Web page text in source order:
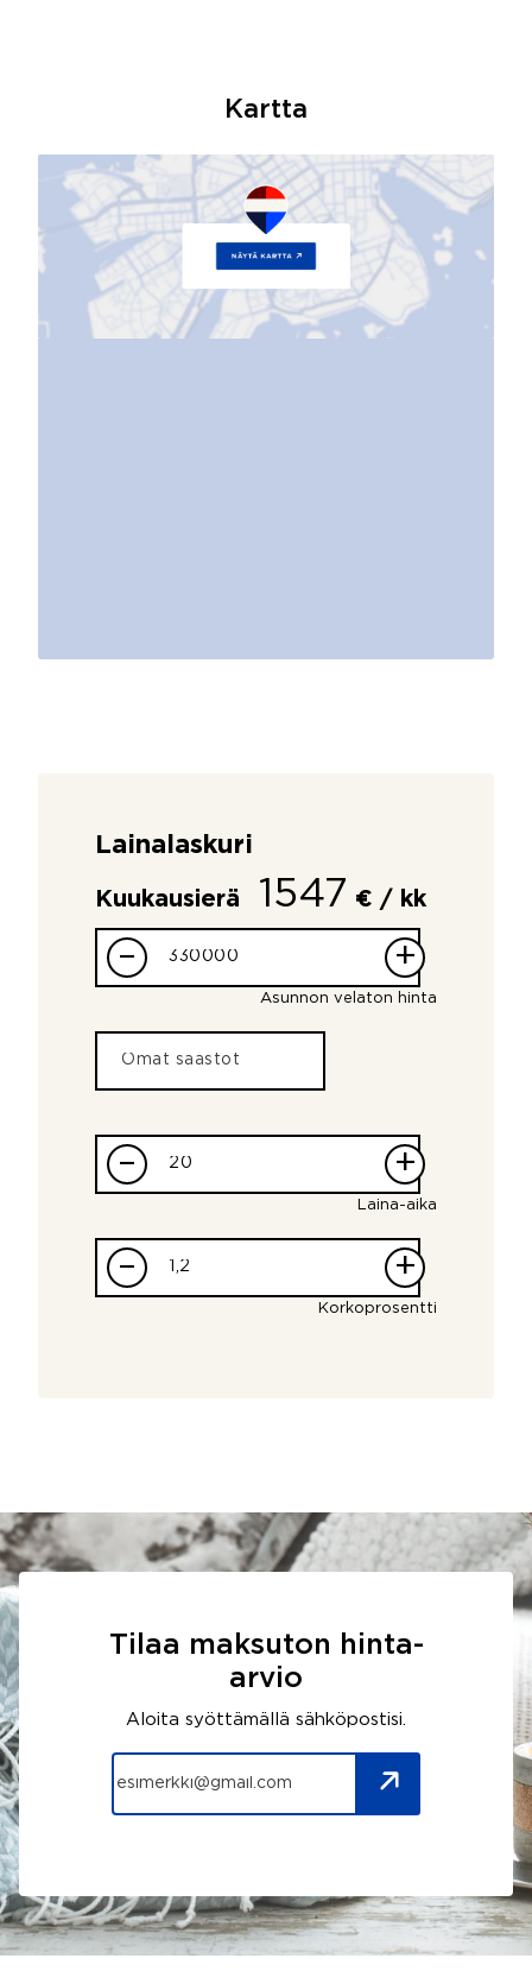
Kartta
Lainalaskuri
Kuukausierä 1547 € / kk
– +
Asunnon velaton hinta
– +
Laina-aika
– +
Korkoprosentti
Tilaa maksuton hinta-
arvio
Aloita syöttämällä sähköpostisi.